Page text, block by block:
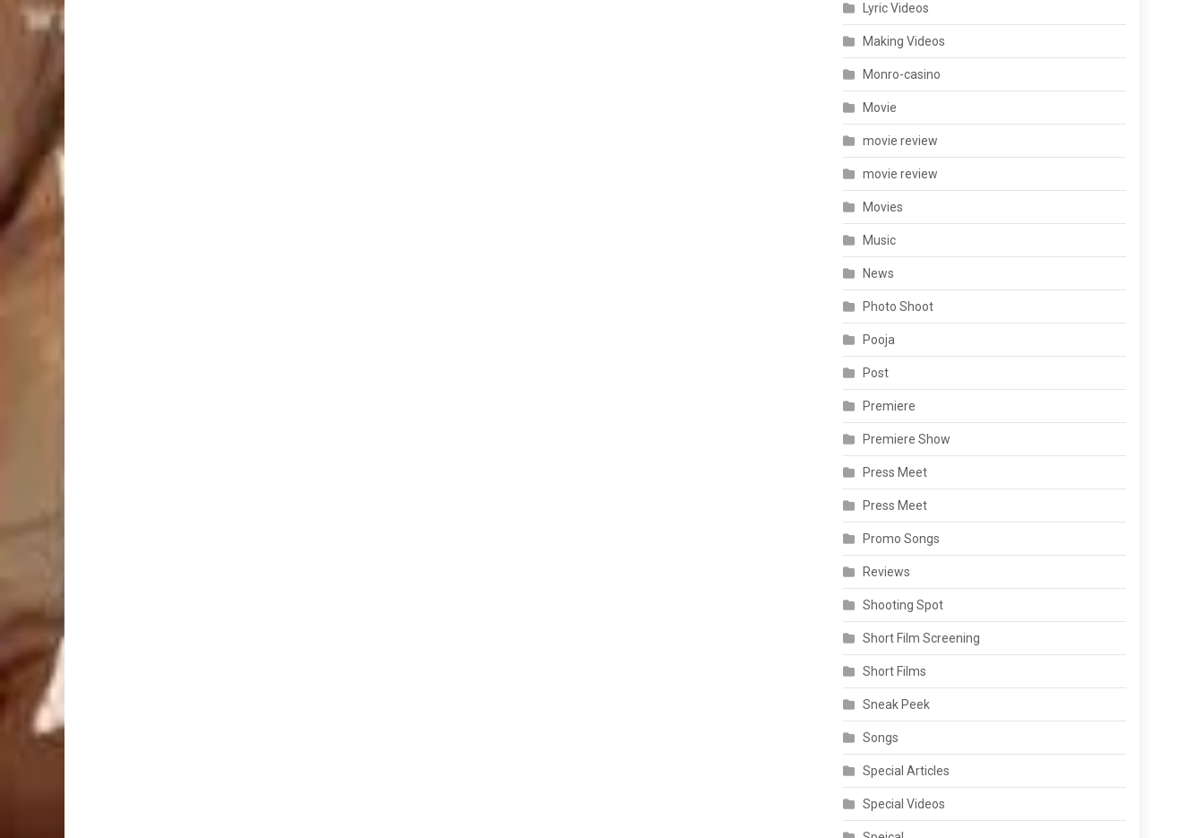
Lyric Videos
Making Videos
Monro-casino
Movie
movie review
movie review
Movies
Music
News
Photo Shoot
Pooja
Post
Premiere
Premiere Show
Press Meet
Press Meet
Promo Songs
Reviews
Shooting Spot
Short Film Screening
Short Films
Sneak Peek
Songs
Special Articles
Special Videos